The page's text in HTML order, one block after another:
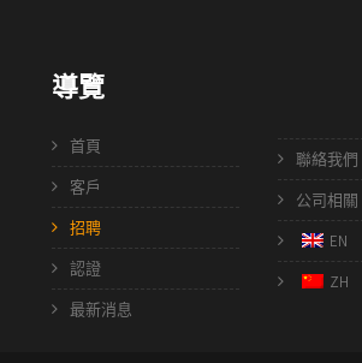
導覽
首頁
客戶
招聘
認證
最新消息
聯絡我們
公司相關
EN
ZH